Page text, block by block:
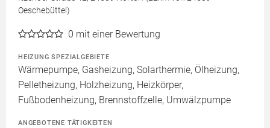
Oeschebüttel)
0 mit einer Bewertung
HEIZUNG SPEZIALGEBIETE
Wärmepumpe, Gasheizung, Solarthermie, Ölheizung,
Pelletheizung, Holzheizung, Heizkörper,
Fußbodenheizung, Brennstoffzelle, Umwälzpumpe
ANGEBOTENE TÄTIGKEITEN